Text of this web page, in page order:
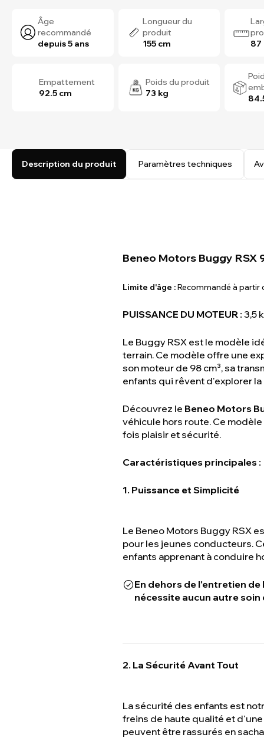
Âge
recommandé
depuis 5 ans
Longueur du
produit
155 cm
87
Empattement
92.5 cm
Poids du produit
73 kg
Description du produit Paramètres techniques
Beneo Motors Buggy RSX
Limite d'âge :Recommandé à partir
PUISSANCE DU MOTEUR : 3,5
Le Buggy RSX est le modèle
terrain. Ce modèle offre une
son moteur de 98 cm³, sa
enfants qui rêvent d'explorer la
Découvrez le Beneo Motors
véhicule hors route. Ce
fois plaisir et sécurité.
Caractéristiques principales :
1. Puissance et Simplicité
Le Beneo Motors Buggy RSX
pour les jeunes conducteurs.
enfants apprenant à conduire
En dehors de l'entretien
nécessite aucun autre soin
2. La Sécurité Avant Tout
La sécurité des enfants est
freins de haute qualité et
peuvent être rassurés en